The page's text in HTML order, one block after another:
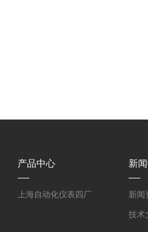
产品中心
上海自动化仪表四厂
新
新闻
技术